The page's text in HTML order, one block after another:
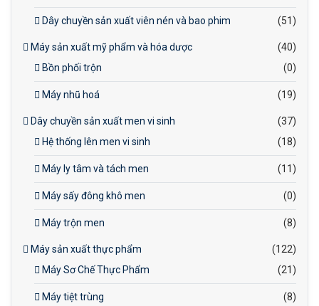
Dây chuyền sản xuất viên nén và bao phim (51)
Máy sản xuất mỹ phẩm và hóa dược
(40)
Bồn phối trộn
(0)
Máy nhũ hoá (19)
Dây chuyền sản xuất men vi sinh
(37)
Hệ thống lên men vi sinh
(18)
Máy ly tâm và tách men (11)
Máy sấy đông khô men (0)
Máy trộn men (8)
Máy sản xuất thực phẩm
(122)
Máy Sơ Chế Thực Phẩm
(21)
Máy tiệt trùng (8)